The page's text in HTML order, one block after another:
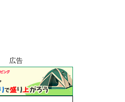
広告